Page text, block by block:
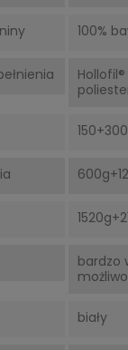
100%
bardzo
biały